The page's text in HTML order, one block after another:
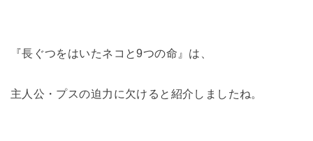
『長ぐつをはいたネコと9つの命』は、
主人公・プスの迫力に欠けると紹介しましたね。